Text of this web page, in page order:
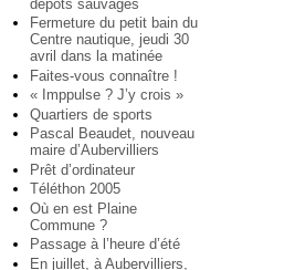
dépôts sauvages
Fermeture du petit bain du
Centre nautique, jeudi 30
avril dans la matinée
Faites-vous connaître !
« Imppulse ? J’y crois »
Quartiers de sports
Pascal Beaudet, nouveau
maire d’Aubervilliers
Prêt d’ordinateur
Téléthon 2005
Où en est Plaine
Commune ?
Passage à l’heure d’été
En juillet, à Aubervilliers,